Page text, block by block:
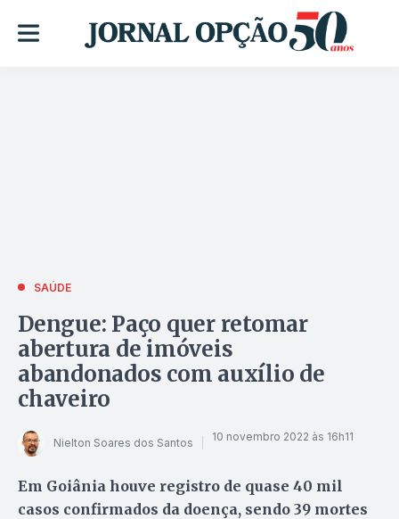
SAÚDE
Dengue: Paço quer retomar
abertura de imóveis
abandonados com auxílio de
chaveiro
Nielton Soares dos Santos 10 novembro 2022 às 16h11
Em Goiânia houve registro de quase 40 mil
casos confirmados da doença, sendo 39 mortes